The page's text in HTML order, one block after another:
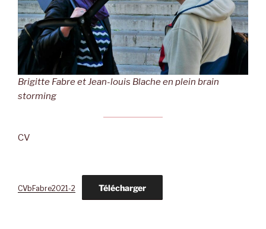
Brigitte Fabre et Jean-louis Blache en plein brain
storming
CV
CVbFabre2021-2 Télécharger